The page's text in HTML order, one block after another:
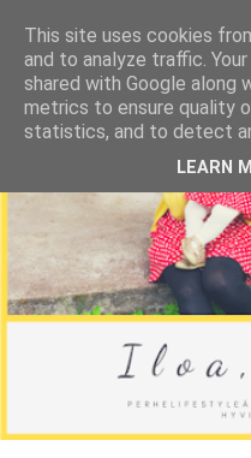
This site uses cookies
and to analyze traffic.
shared with Google along
metrics to ensure quality
statistics, and to detect
LEARN